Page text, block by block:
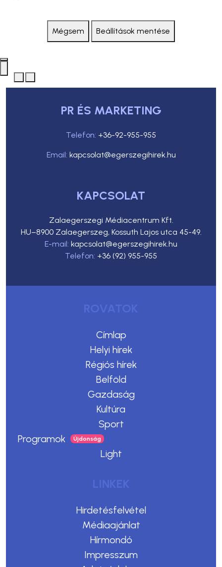
Mégsem Beállítások mentése
PR ÉS MARKETING
Telefon: +36-92-955-955
Email: kapcsolat@egerszegihirek.hu
KAPCSOLAT
Zalaegerszegi Médiacentrum Kft.
HU–8900 Zalaegerszeg, Kossuth Lajos utca 45-49.
E-mail: kapcsolat@egerszegihirek.hu
Telefon: +36 (92) 955-955
ROVATOK
Címlap
Helyi hírek
Régiós hírek
Belföld
Gazdaság
Kultúra
Sport
Programok
Light
LINKEK
Hirdetésfelvétel
Médiaajánlat
Hírmondó
Impresszum